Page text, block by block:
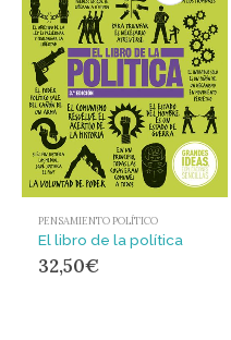
PENSAMIENTO POLÍTICO
El libro de la política
32,50€